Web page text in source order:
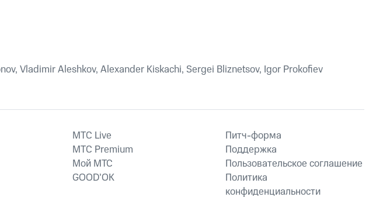
Vladimir Aleshkov, Alexander Kiskachi, Sergei Bliznetsov, Igor Prokofiev
MTС Live
MTС Premium
Мой МТС
GOOD’OK
Питч-форма
Поддержка
Пользовательское соглашение
Политика
конфиденциальности